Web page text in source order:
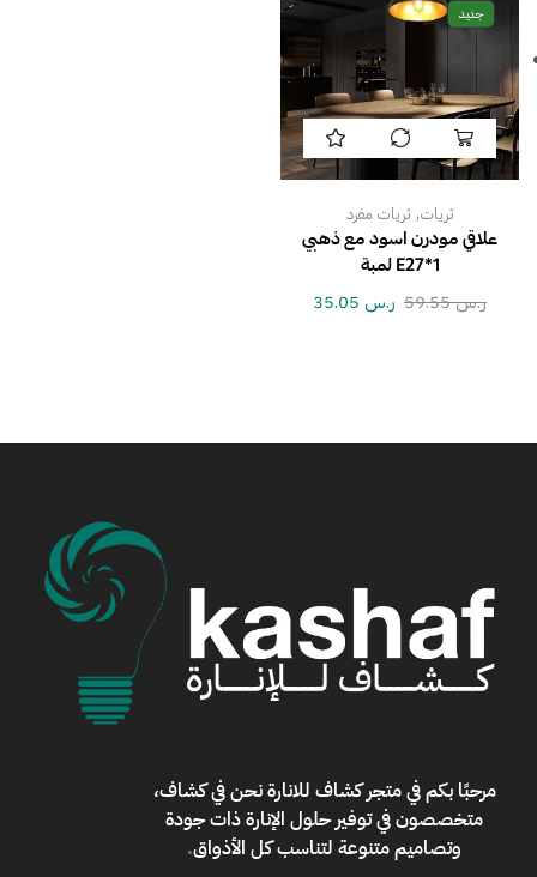
جديد
ثريات, ثريات مفرد
علاقي مودرن اسود مع ذهبي
E27*1 لمبة
ر.س59.55 ر.س
مرحبًا بكم فيمتجر كشاف للانارةنحن في كشاف،
متخصصون في توفير حلول الإنارة ذات جودة
وتصاميم متنوعة لتناسب كل الأذواق.